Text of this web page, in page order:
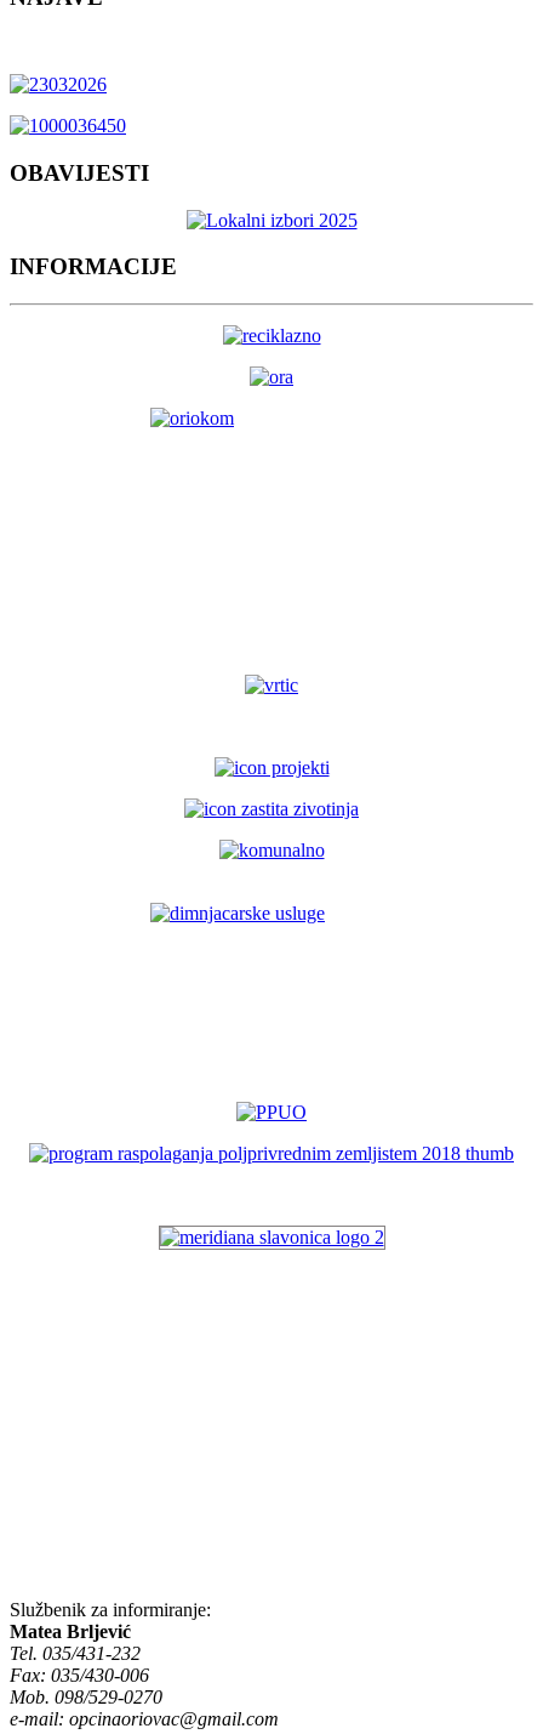
OBAVIJESTI
INFORMACIJE
Službenik za informiranje:
Matea Brljević
Tel. 035/431-232
Fax: 035/430-006
Mob. 098/529-0270
e-mail: opcinaoriovac@gmail.com